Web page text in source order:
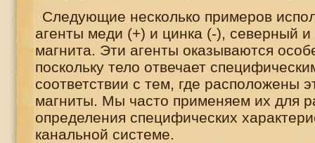
Следующие несколько примеров
агенты меди (+) и цинка (-), северный
магнита. Эти агенты оказываются
поскольку тело отвечает
соответствии с тем, где расположены
магниты. Мы часто применяем их для
определения специфических
канальной системе.